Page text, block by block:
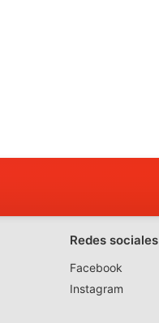
Redes sociales
Facebook
Instagram